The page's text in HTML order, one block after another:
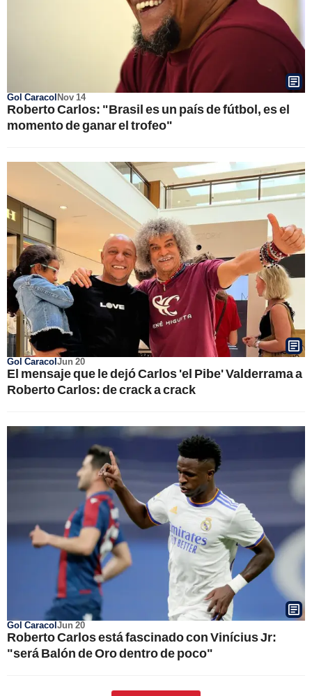
Gol CaracolNov 14
Roberto Carlos: "Brasil es un país de fútbol, es el
momento de ganar el trofeo"
Gol CaracolJun 20
El mensaje que le dejó Carlos 'el Pibe' Valderrama a
Roberto Carlos: de crack a crack
Gol CaracolJun 20
Roberto Carlos está fascinado con Vinícius Jr:
"será Balón de Oro dentro de poco"